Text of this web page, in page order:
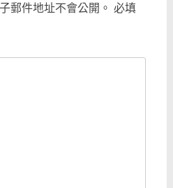
郵件地址不會公開。 必填